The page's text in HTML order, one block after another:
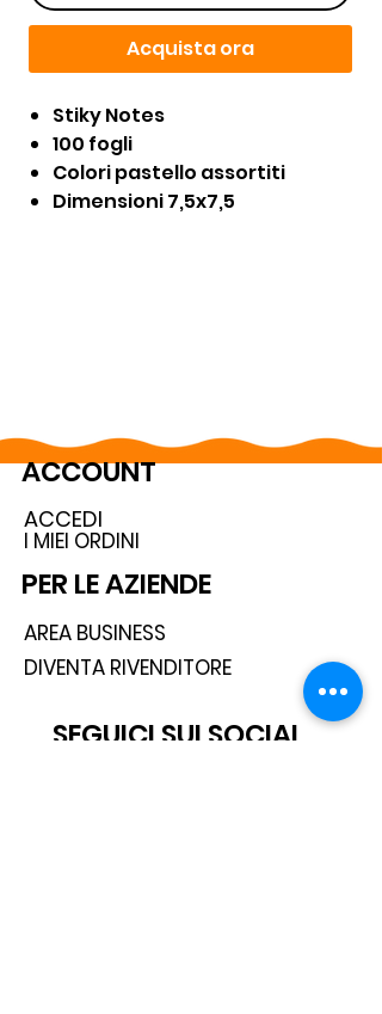
Acquista ora
Stiky Notes
100 fogli
Colori pastello assortiti
Dimensioni 7,5x7,5
ACCOUNT
ACCEDI
I MIEI ORDINI
PER LE AZIENDE
AREA BUSINESS
DIVENTA RIVENDITORE
SEGUICI SUI SOCIAL